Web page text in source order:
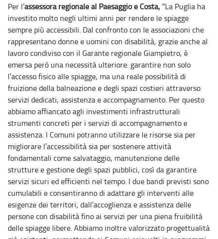
Per l’assessora regionale al Paesaggio e Costa, “La Puglia ha
investito molto negli ultimi anni per rendere le spiagge
sempre più accessibili. Dal confronto con le associazioni che
rappresentano donne e uomini con disabilità, grazie anche al
lavoro condiviso con il Garante regionale Giampietro, è
emersa però una necessità ulteriore: garantire non solo
l’accesso fisico alle spiagge, ma una reale possibilità di
fruizione della balneazione e degli spazi costieri attraverso
servizi dedicati, assistenza e accompagnamento. Per questo
abbiamo affiancato agli investimenti infrastrutturali
strumenti concreti per i servizi di accompagnamento e
assistenza. I Comuni potranno utilizzare le risorse sia per
migliorare l’accessibilità sia per sostenere attività
fondamentali come salvataggio, manutenzione delle
strutture e gestione degli spazi pubblici, così da garantire
servizi sicuri ed efficienti nel tempo. I due bandi previsti sono
cumulabili e consentiranno di adattare gli interventi alle
esigenze dei territori, dall’accoglienza e assistenza delle
persone con disabilità fino ai servizi per una piena fruibilità
delle spiagge libere. Abbiamo inoltre valorizzato progettualità